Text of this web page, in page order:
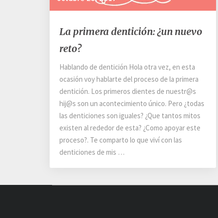
primera
dentición:
nuevo
reto?
La primera dentición: ¿un nuevo
reto?
Hablando de dentición Hola otra vez, en esta
ocasión voy hablarte del proceso de la primera
dentición. Los primeros dientes de nuestr@s
hij@s son un acontecimiento único. Pero ¿todas
las denticiones son iguales? ¿Que tantos mitos
existen al rededor de esta? ¿Como apoyar este
proceso?. Te comparto lo que viví con las
denticiones de mis …